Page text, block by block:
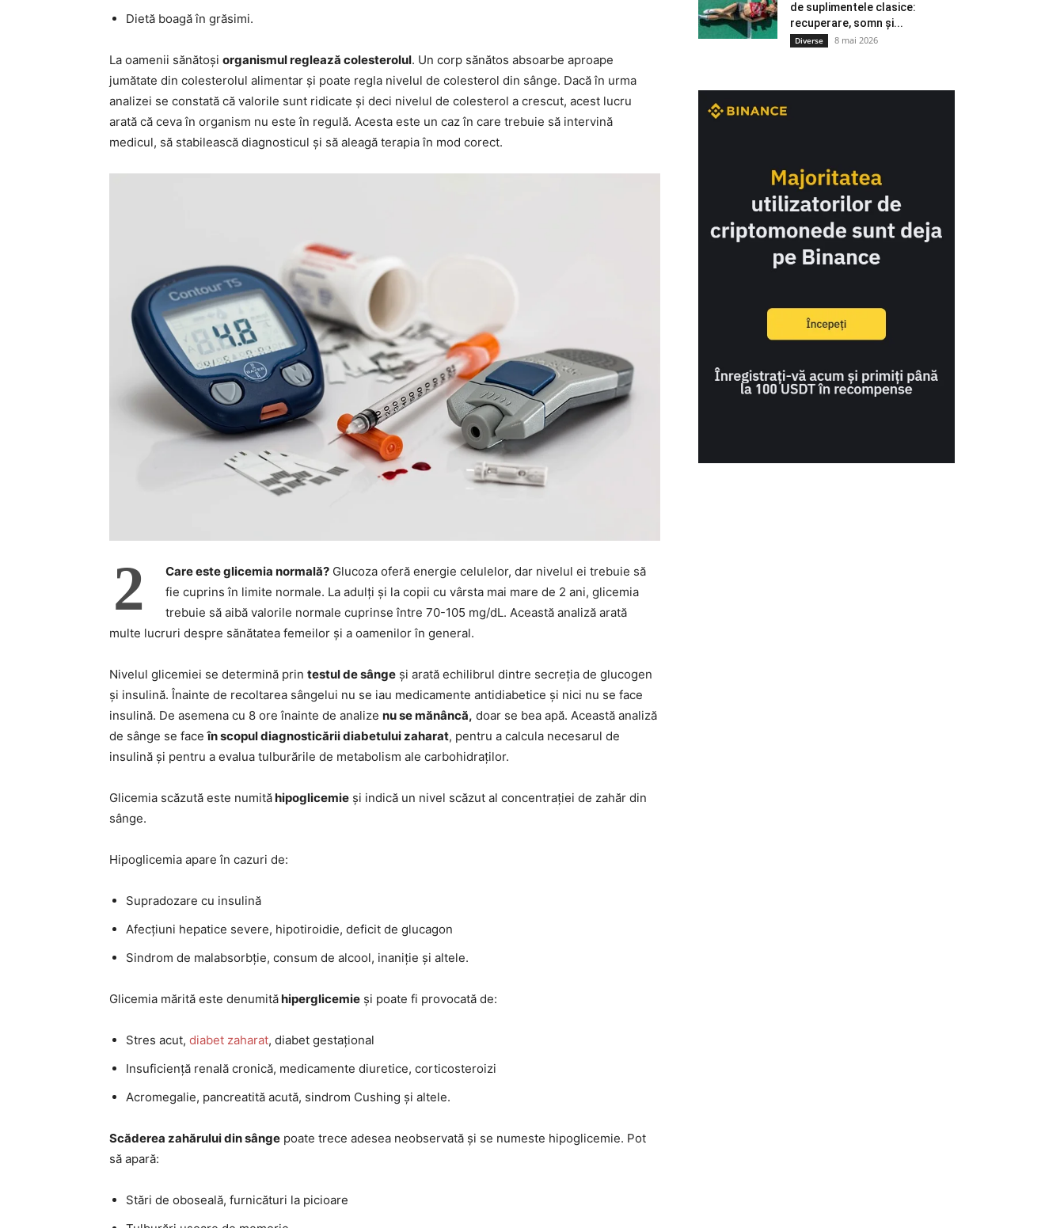
Dietă boagă în grăsimi.
La oamenii sănătoși organismul reglează colesterolul. Un corp sănătos absoarbe aproape
jumătate din colesterolul alimentar și poate regla nivelul de colesterol din sânge. Dacă în urma
analizei se constată că valorile sunt ridicate și deci nivelul de colesterol a crescut, acest lucru
arată că ceva în organism nu este în regulă. Acesta este un caz în care trebuie să intervină
medicul, să stabilească diagnosticul și să aleagă terapia în mod corect.
2 Care este glicemia normală? Glucoza oferă energie celulelor, dar nivelul ei trebuie să
fie cuprins în limite normale. La adulți și la copii cu vârsta mai mare de 2 ani, glicemia
trebuie să aibă valorile normale cuprinse între 70-105 mg/dL. Această analiză arată
multe lucruri despre sănătatea femeilor și a oamenilor în general.
Nivelul glicemiei se determină prin testul de sânge și arată echilibrul dintre secreția de glucogen
și insulină. Înainte de recoltarea sângelui nu se iau medicamente antidiabetice și nici nu se face
insulină. De asemena cu 8 ore înainte de analize nu se mănâncă, doar se bea apă. Această analiză
de sânge se faceîn scopul diagnosticării diabetului zaharat, pentru a calcula necesarul de
insulină și pentru a evalua tulburările de metabolism ale carbohidraților.
Glicemia scăzută este numităhipoglicemie și indică un nivel scăzut al concentrației de zahăr din
sânge.
Hipoglicemia apare în cazuri de:
Supradozare cu insulină
Afecțiuni hepatice severe, hipotiroidie, deficit de glucagon
Sindrom de malabsorbție, consum de alcool, inaniție și altele.
Glicemia mărită este denumităhiperglicemie și poate fi provocată de:
Stres acut, diabet zaharat, diabet gestațional
Insuficiență renală cronică, medicamente diuretice, corticosteroizi
Acromegalie, pancreatită acută, sindrom Cushing și altele.
Scăderea zahărului din sânge poate trece adesea neobservată și se numeste hipoglicemie. Pot
să apară:
Stări de oboseală, furnicături la picioare
de suplimentele clasice:
recuperare, somn și...
Diverse 8 mai 2026